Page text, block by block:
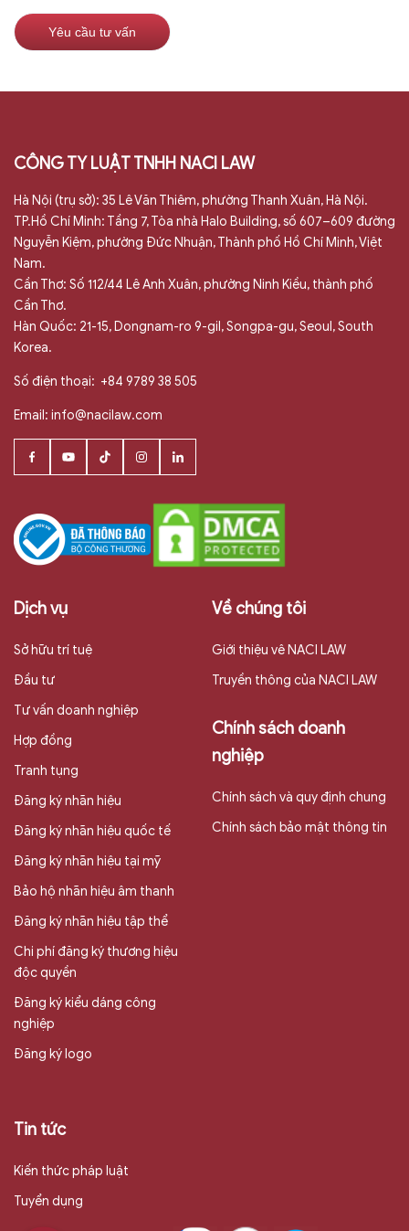
CÔNG TY LUẬT TNHH NACI LAW
Hà Nội (trụ sở): 35 Lê Văn Thiêm, phường Thanh Xuân, Hà Nội.
TP.Hồ Chí Minh: Tầng 7, Tòa nhà Halo Building, số 607–609 đường
Nguyễn Kiệm, phường Đức Nhuận, Thành phố Hồ Chí Minh, Việt
Nam.
Cần Thơ: Số 112/44 Lê Anh Xuân, phường Ninh Kiều, thành phố
Cần Thơ.
Hàn Quốc: 21-15, Dongnam-ro 9-gil, Songpa-gu, Seoul, South
Korea.
Số điện thoại: +84 9789 38 505
Email: info@nacilaw.com
Dịch vụ
Sở hữu trí tuệ
Đầu tư
Tư vấn doanh nghiệp
Hợp đồng
Tranh tụng
Đăng ký nhãn hiệu
Đăng ký nhãn hiệu quốc tế
Đăng ký nhãn hiệu tại mỹ
Bảo hộ nhãn hiệu âm thanh
Đăng ký nhãn hiệu tập thể
Chi phí đăng ký thương hiệu
độc quyền
Đăng ký kiểu dáng công
nghiệp
Đăng ký logo
Về chúng tôi
Giới thiệu vê NACI LAW
Truyền thông của NACI LAW
Chính sách doanh
nghiệp
Chính sách và quy định chung
Chính sách bảo mật thông tin
Tin tức
Kiến thức pháp luật
Tuyển dụng